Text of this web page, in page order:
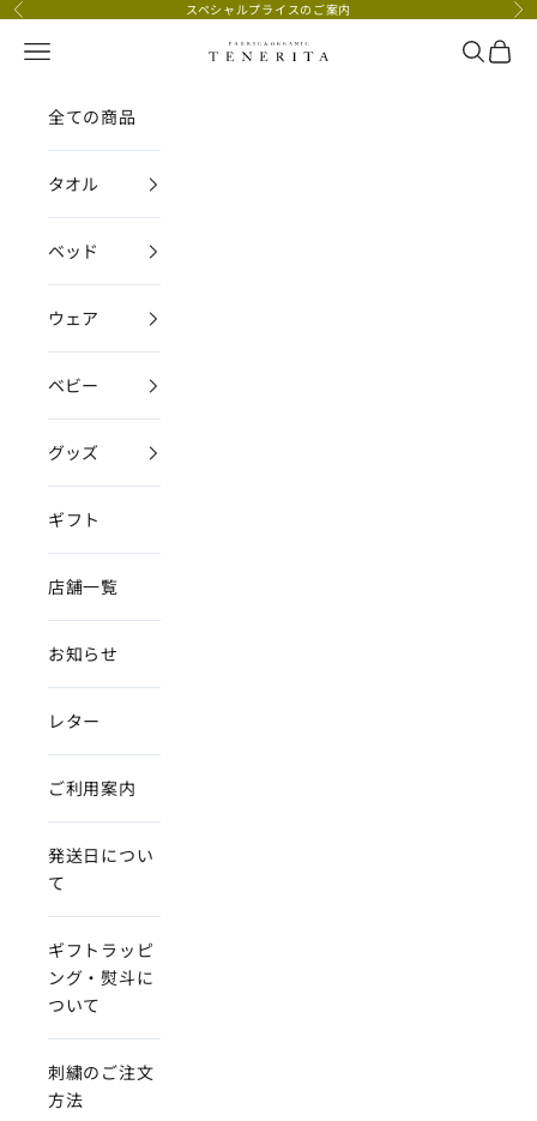
コンテンツへスキップ
前へ スペシャルプライスのご案内 次
TENERITA公式オンラインストア
メニュー 検索カー
全ての商品
タオル
ベッド
ウェア
ベビー
グッズ
ギフト
店舗一覧
お知らせ
レター
ご利用案内
発送日につい
て
ギフトラッピ
ング・熨斗に
ついて
刺繍のご注文
方法